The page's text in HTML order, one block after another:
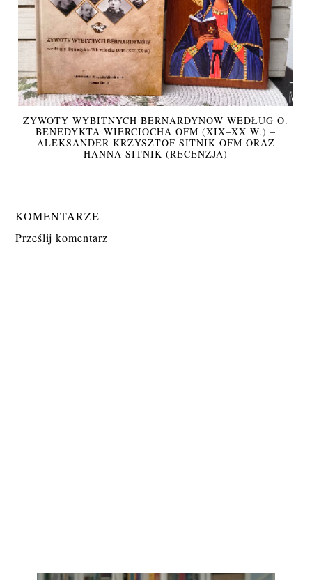
ŻYWOTY WYBITNYCH BERNARDYNÓW WEDŁUG O.
BENEDYKTA WIERCIOCHA OFM (XIX–XX W.) –
ALEKSANDER KRZYSZTOF SITNIK OFM ORAZ
HANNA SITNIK (RECENZJA)
KOMENTARZE
Prześlij komentarz